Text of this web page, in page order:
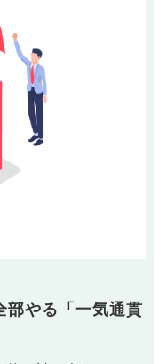
部やる「一気通貫